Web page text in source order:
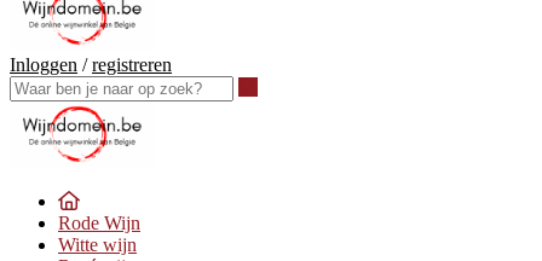
Inloggen /registreren
Rode Wijn
Witte wijn